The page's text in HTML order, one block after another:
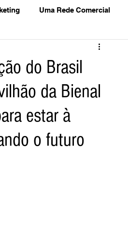
Uma Rede Comercial
Empresa Brasileira
Serviços Transportes
do Brasil
da Bienal
estar à
o futuro